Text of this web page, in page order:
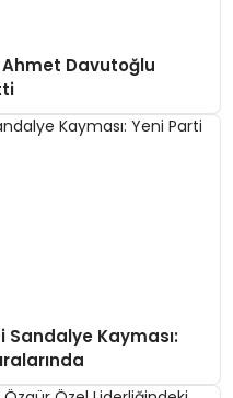
Davutoğlu
Sandalye Kayması: